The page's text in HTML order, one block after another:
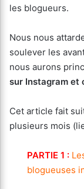
les blogueurs.
Nous nous
soulever les
nous aurons
sur Instagram et
Cet article fait
plusieurs mois
PARTIE 1 :
blogueuses